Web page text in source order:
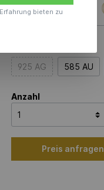
925 AG 585 AU
Anzahl
Preis anfragen
bieten zu